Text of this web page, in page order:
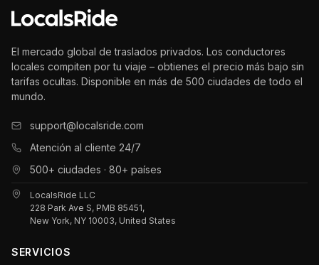
El mercado global de traslados privados. Los conductores
locales compiten por tu viaje – obtienes el precio más bajo sin
tarifas ocultas. Disponible en más de 500 ciudades de todo el
mundo.
support@localsride.com
Atención al cliente 24/7
500+ ciudades · 80+ países
LocalsRide LLC
228 Park Ave S, PMB 85451,
New York, NY 10003, United States
SERVICIOS